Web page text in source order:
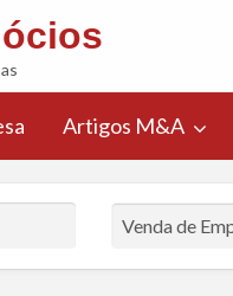
SelecionarArtigos M&A